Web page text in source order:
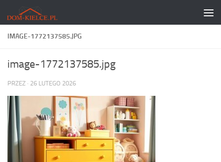
Skip to content
IMAGE-1772137585.JPG
image-1772137585.jpg
PRZEZ · 26 LUTEGO 2026